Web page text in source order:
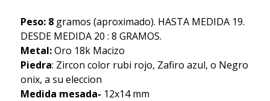
Peso: 8gramos (aproximado). HASTA MEDIDA 19.
DESDE MEDIDA 20 : 8 GRAMOS.
Metal:Oro 18k Macizo
Piedra: Zircon color rubi rojo, Zafiro azul, o Negro
onix, a su eleccion
Medida mesada- 12x14 mm